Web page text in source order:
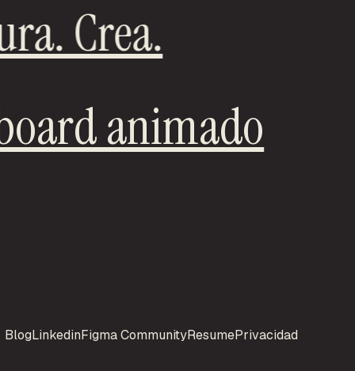
Crea.
animado
BlogLinkedinFigma CommunityResumePrivacidad